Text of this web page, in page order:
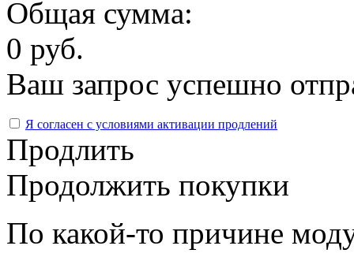
Общая сумма:
0 руб.
Ваш запрос успешно
Я согласен с условиями активации продлений
Продлить
Продолжить покупки
По какой-то причине